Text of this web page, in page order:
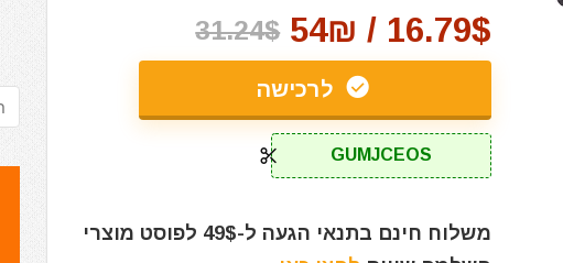
16.79$ / 54₪
31.24$
לרכישה
GUMJCEOS
משלוח חינם בתנאי הגעה ל-49$ לפוסט מוצרי